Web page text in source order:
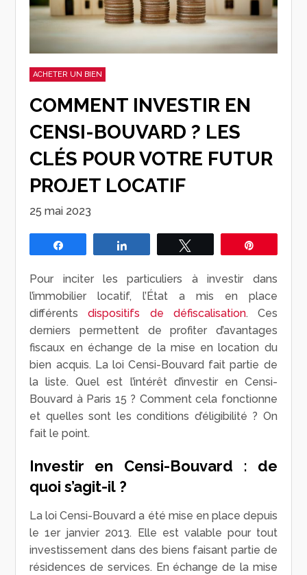
ACHETER UN BIEN
COMMENT INVESTIR EN
CENSI-BOUVARD ? LES
CLÉS POUR VOTRE FUTUR
PROJET LOCATIF
25 mai 2023
Pour inciter les particuliers à investir dans
l’immobilier locatif, l’État a mis en place
différentsdispositifs de défiscalisation. Ces
derniers permettent de profiter d’avantages
fiscaux en échange de la mise en location du
bien acquis. La loi Censi-Bouvard fait partie de
la liste. Quel est l’intérêt d’investir en Censi-
Bouvard à Paris 15 ? Comment cela fonctionne
et quelles sont les conditions d’éligibilité ? On
fait le point.
Investir en Censi-Bouvard : de
quoi s’agit-il ?
La loi Censi-Bouvard a été mise en place depuis
le 1er janvier 2013. Elle est valable pour tout
investissement dans des biens faisant partie de
résidences de services. En échange de la mise